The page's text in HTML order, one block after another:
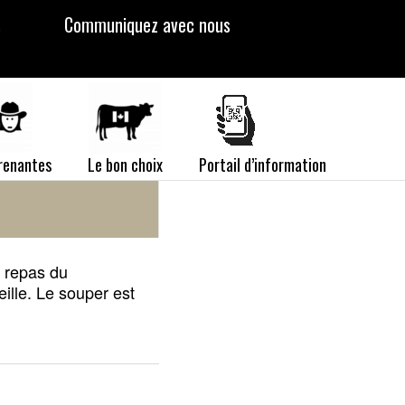
Communiquez avec nous
Le bon choix Portail d’information
du
Le souper est